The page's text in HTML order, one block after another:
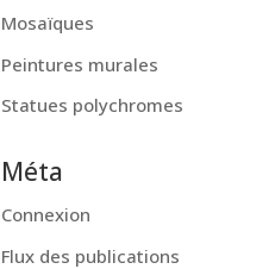
Mosaïques
Peintures murales
Statues polychromes
Méta
Connexion
Flux des publications